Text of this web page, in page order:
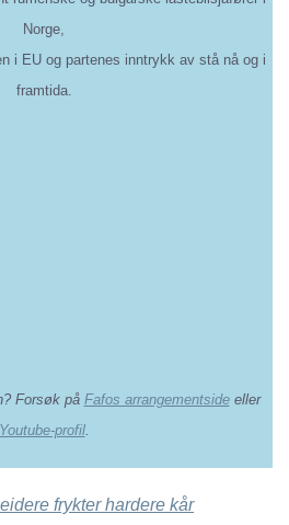
Norge,
i EU og partenes inntrykk av stå nå og i
framtida.
Forsøk på Fafos arrangementsideeller
Youtube-profil.
frykter hardere kår